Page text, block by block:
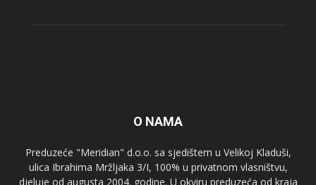
O NAMA
Preduzeće "Meridian" d.o.o. sa sjedištem u Velikoj Kladuši,
ulica Ibrahima Mržljaka 3/I, 100% u privatnom vlasništvu,
djeluje od augusta 2004. godine. U okviru preduzeća od kraja